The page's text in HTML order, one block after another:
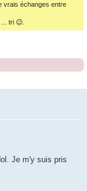
vrais échanges entre
tri 😉.
Je m'y suis pris